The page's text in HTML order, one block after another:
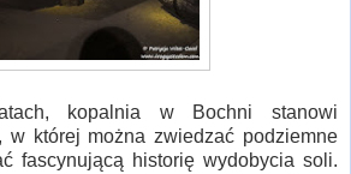
kopalnia w Bochni stanowi
w której można zwiedzać podziemne
fascynującą historię wydobycia soli.